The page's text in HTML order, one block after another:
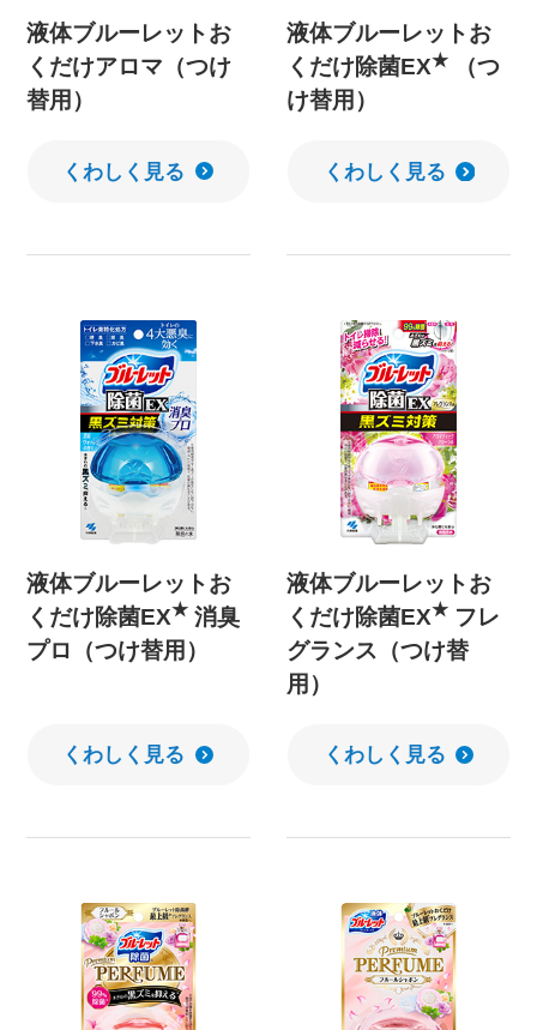
液体ブルーレットお
くだけアロマ（つけ
替用）
くわしく見る
液体ブルーレットお
くだけ除菌EX★（つ
け替用）
くわしく見る
液体ブルーレットお
くだけ除菌EX★消臭
プロ（つけ替用）
くわしく見る
液体ブルーレットお
くだけ除菌EX★フレ
グランス（つけ替
用）
くわしく見る